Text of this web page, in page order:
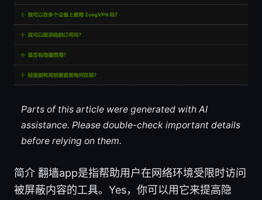
Parts of this article were generated with AI
assistance. Please double-check important details
before relying on them.
简介 翻墙app是指帮助用户在网络环境受限时访问
被屏蔽内容的工具。Yes，你可以用它来提高隐